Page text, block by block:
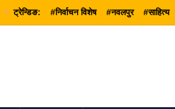
ट्रेन्डिङ: #निर्वाचन विशेष #नवलपुर #साहित्य